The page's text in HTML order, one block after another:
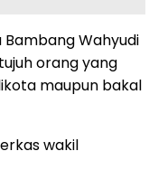
Wahyudi
orang yang
maupun bakal
wakil